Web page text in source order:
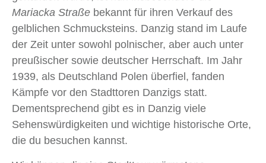
Mariacka Straße bekannt für ihren Verkauf des
gelblichen Schmucksteins. Danzig stand im Laufe
der Zeit unter sowohl polnischer, aber auch unter
preußischer sowie deutscher Herrschaft. Im Jahr
1939, als Deutschland Polen überfiel, fanden
Kämpfe vor den Stadttoren Danzigs statt.
Dementsprechend gibt es in Danzig viele
Sehenswürdigkeiten und wichtige historische Orte,
die du besuchen kannst.